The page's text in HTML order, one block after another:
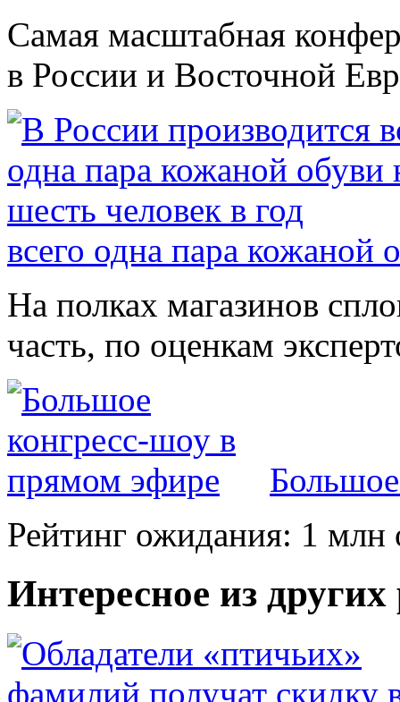
Самая масштабная
в России и Восточной
всего одна пара кожаной
На полках магазинов
часть, по оценкам
Рейтинг ожидания: 1 млн
Интересное из